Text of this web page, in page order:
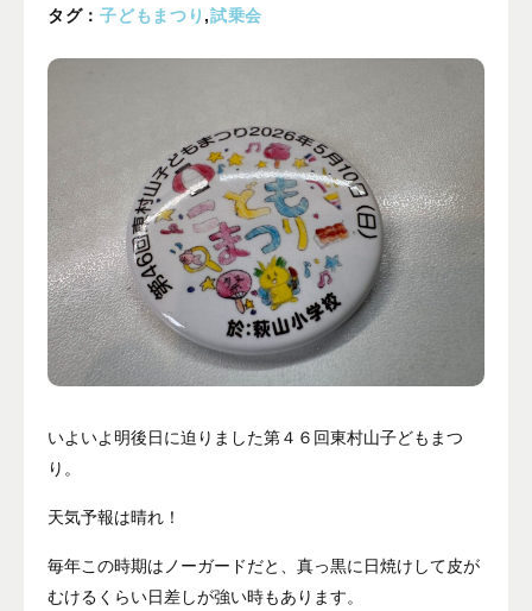
イベント
ブログ
メディア掲載
ユーザーコラム
フォームからお問い合わせする
042-391-3328
タグ：子どもまつり ,試乗会
いよいよ明後日に迫りました第４６回東村山子どもまつ
り。
天気予報は晴れ！
毎年この時期はノーガードだと、真っ黒に日焼けして皮が
むけるくらい日差しが強い時もあります。